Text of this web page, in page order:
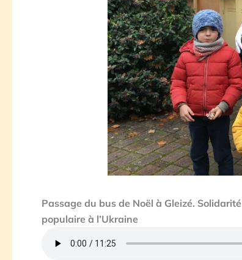
Passage du bus de Noël à Gleizé.
populaire à l’Ukraine